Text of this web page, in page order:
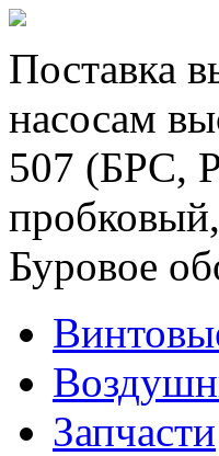
Поставка
насосам
507 (БРС,
Буровое
Запчасти